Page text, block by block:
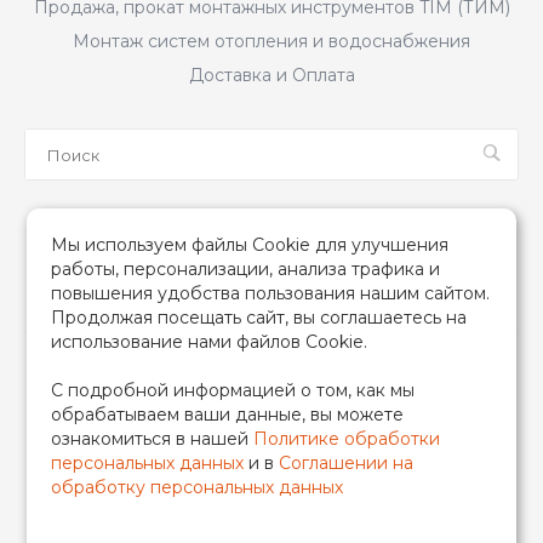
Продажа, прокат монтажных инструментов TIM (ТИМ)
Монтаж систем отопления и водоснабжения
Доставка и Оплата
2026 © TIM (ТИМ) Инженерная сантехника, Все права
защищены
ИП Гончаренко Надежда Николаевна
500708528433/319500700011740
Мы используем файлы Cookie для улучшения
работы, персонализации, анализа трафика и
повышения удобства пользования нашим сайтом.
Продолжая посещать сайт, вы соглашаетесь на
использование нами файлов Cookie.
С подробной информацией о том, как мы
обрабатываем ваши данные, вы можете
ознакомиться в нашей Политике обработки
персональных данных и в Соглашении на
обработку персональных данных